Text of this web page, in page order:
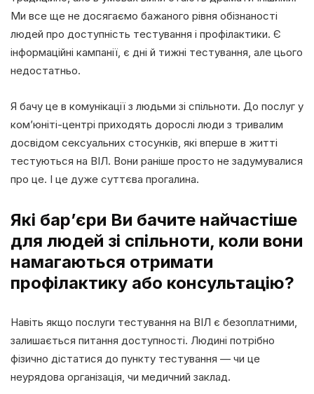
Ми все ще не досягаємо бажаного рівня обізнаності
людей про доступність тестування і профілактики. Є
інформаційні кампанії, є дні й тижні тестування, але цього
недостатньо.
Я бачу це в комунікації з людьми зі спільноти. До послуг у
ком’юніті-центрі приходять дорослі люди з тривалим
досвідом сексуальних стосунків, які вперше в житті
тестуються на ВІЛ. Вони раніше просто не задумувалися
про це. І це дуже суттєва прогалина.
Які бар’єри Ви бачите найчастіше
для людей зі спільноти, коли вони
намагаються отримати
профілактику або консультацію?
Навіть якщо послуги тестування на ВІЛ є безоплатними,
залишається питання доступності. Людині потрібно
фізично дістатися до пункту тестування — чи це
неурядова організація, чи медичний заклад.